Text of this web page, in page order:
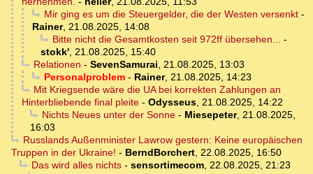
Mir ging es um die Steuergelder, die der Westen versenkt-
Rainer, 21.08.2025, 14:08
Bitte nicht die Gesamtkosten seit 972ff übersehen... -
stokk', 21.08.2025, 15:40
Relationen - SevenSamurai, 21.08.2025, 13:03
Personalproblem- Rainer, 21.08.2025, 14:23
Mit Kriegsende wäre die UA bei korrekten Zahlungen an
Hinterbliebende final pleite - Odysseus, 21.08.2025, 14:22
Nichts Neues unter der Sonne- Miesepeter, 21.08.2025,
16:03
Russlands Außenminister Lawrow gestern: Keine europäischen
Truppen in der Ukraine! - BerndBorchert, 22.08.2025, 16:50
Das wird alles nichts- sensortimecom, 22.08.2025, 21:23